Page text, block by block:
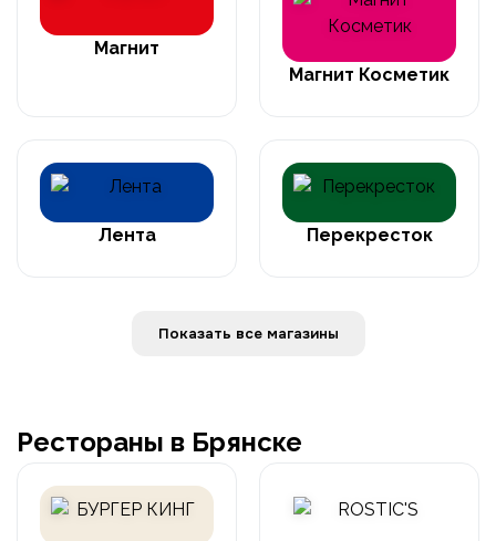
Магнит
Магнит Косметик
Лента Перекресток
Показать все магазины
Рестораны в Брянске